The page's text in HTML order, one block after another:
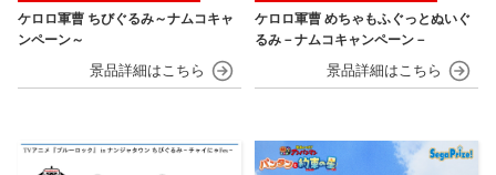
ケロロ軍曹 ちびぐるみ～ナムコキャ
ンペーン～
ケロロ軍曹 めちゃもふぐっとぬいぐ
るみ－ナムコキャンペーン－